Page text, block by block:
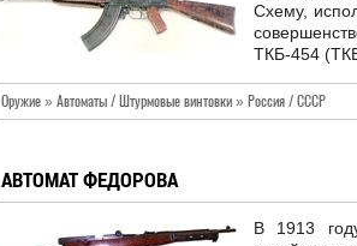
Схему,
ТКБ-454
Оружие » Автоматы / Штурмовые винтовки » Россия / СССР
АВТОМАТ ФЕДОРОВА
В 1913